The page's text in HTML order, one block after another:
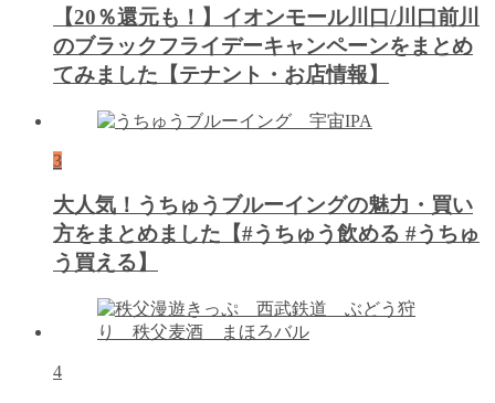
【20％還元も！】イオンモール川口/川口前川
のブラックフライデーキャンペーンをまとめ
てみました【テナント・お店情報】
3
大人気！うちゅうブルーイングの魅力・買い
方をまとめました【#うちゅう飲める #うちゅ
う買える】
4